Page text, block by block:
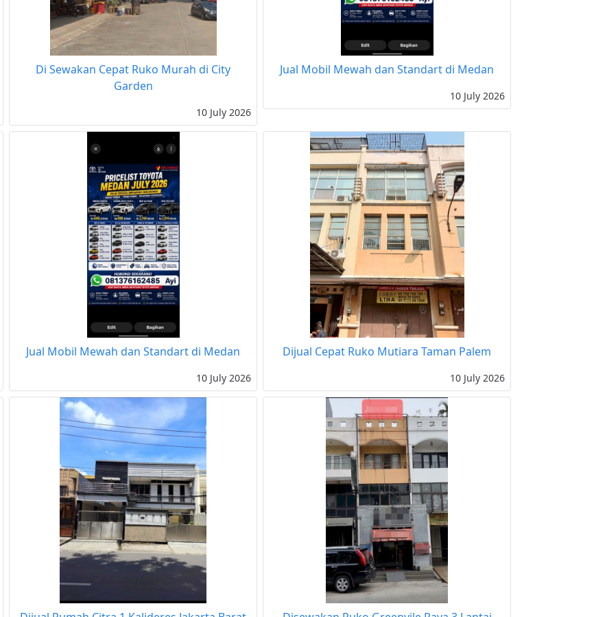
Di Sewakan Cepat Ruko Murah di City
Garden
10 July 2026
Jual Mobil Mewah dan Standart di Medan
10 July 2026
Jual Mobil Mewah dan Standart di Medan
10 July 2026
Dijual Cepat Ruko Mutiara Taman Palem
10 July 2026